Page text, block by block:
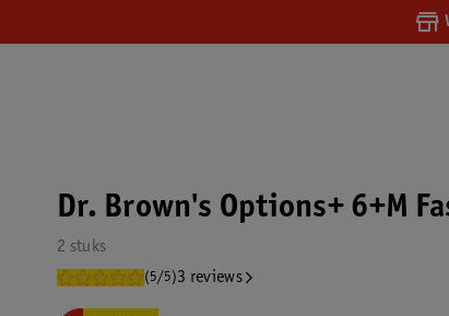
Dr. Brown's Options+ 6+M
2 stuks
(5/5)3 reviews